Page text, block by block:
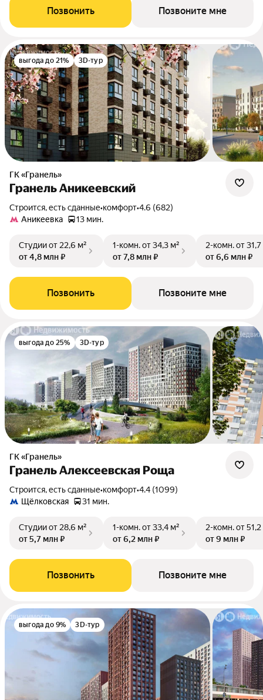
Позвонить Позвоните мне
выгода до 21% 3D-тур
ГК «Гранель»
Гранель Аникеевский
Строится, есть сданные•комфорт•4.6 (682)
Аникеевка
13 мин.
Студииот 22,6 м²
от 4,8 млн ₽
1-комн.от 34,3 м²
от 7,8 млн ₽
2-комн.от
от 6,6 млн ₽
Позвонить Позвоните мне
выгода до 25% 3D-тур
ГК «Гранель»
Гранель Алексеевская Роща
Строится, есть сданные•комфорт•4.4 (1099)
Щёлковская
31 мин.
Студииот 28,6 м²
от 5,7 млн ₽
1-комн.от 33,4 м²
от 6,2 млн ₽
2-комн.от
от 9 млн ₽
Позвонить Позвоните мне
выгода до 9% 3D-тур